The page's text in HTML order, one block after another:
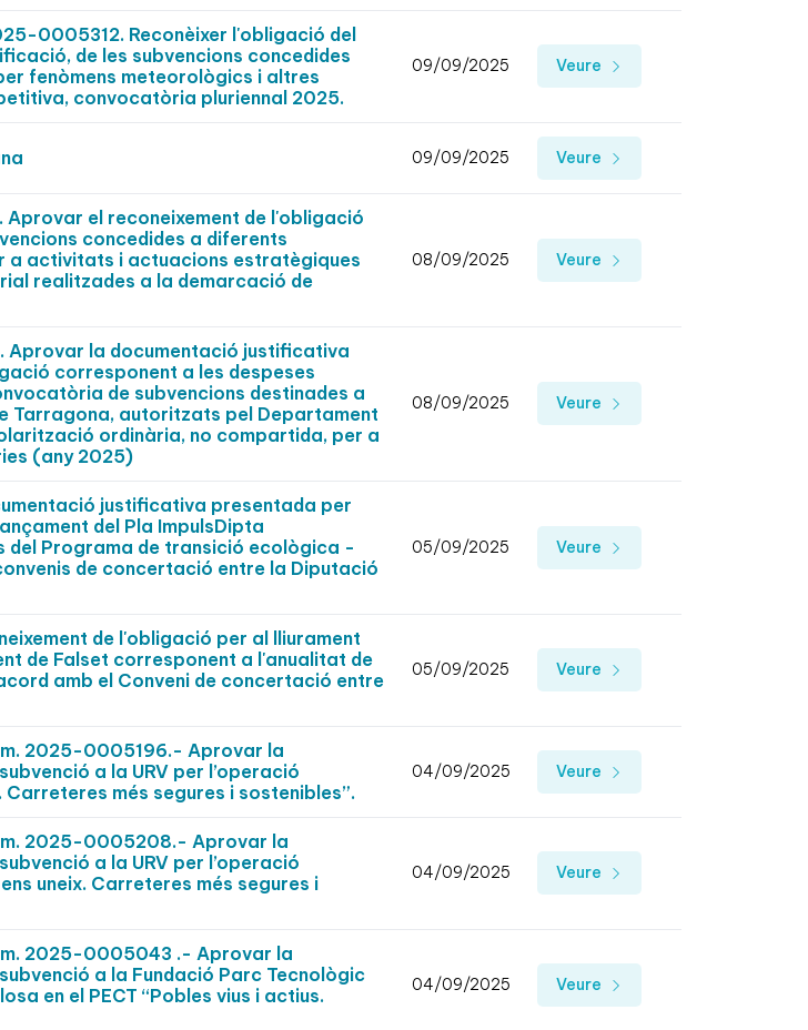
0005312. Reconèixer l'obligació del
de les subvencions concedides
fenòmens meteorològics i altres
convocatòria pluriennal 2025.
09/09/2025 Veure
09/09/2025 Veure
el reconeixement de l'obligació
concedides a diferents
a activitats i actuacions estratègiques
realitzades a la demarcació de
08/09/2025 Veure
Aprovar la documentació justificativa
corresponent a les despeses
de subvencions destinades a
Tarragona, autoritzats pel Departament
ordinària, no compartida, per a
(any 2025)
08/09/2025 Veure
justificativa presentada per
del Pla ImpulsDipta
del Programa de transició ecològica -
de concertació entre la Diputació
05/09/2025 Veure
de l'obligació per al lliurament
de Falset corresponent a l'anualitat de
amb el Conveni de concertació entre
05/09/2025 Veure
2025-0005196.- Aprovar la
a la URV per l’operació
Carreteres més segures i sostenibles”.
04/09/2025 Veure
2025-0005208.- Aprovar la
a la URV per l’operació
uneix. Carreteres més segures i
04/09/2025 Veure
2025-0005043 .- Aprovar la
a la Fundació Parc Tecnològic
en el PECT “Pobles vius i actius.
04/09/2025 Veure